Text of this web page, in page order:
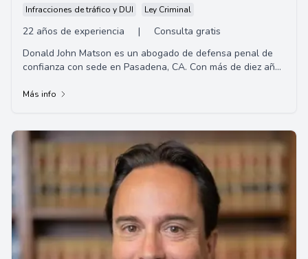
Infracciones de tráfico y DUI Ley Criminal
22 años de experiencia |
Consulta gratis
Donald John Matson es un abogado de defensa penal de
confianza con sede en Pasadena, CA. Con más de diez años
Más info